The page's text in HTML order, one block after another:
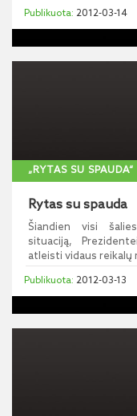
2012-03-14
„RYTAS SU SPAUDA“
Rytas su spauda
Šiandien visi
situaciją,
atleisti vidaus reikalų
2012-03-13